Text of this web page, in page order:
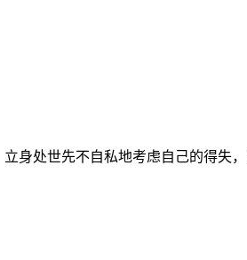
身处世先不自私地考虑自己的得